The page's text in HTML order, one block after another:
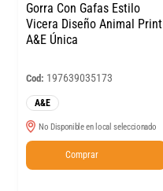
Gorra Con Gafas Estilo
Vicera Diseño Animal Print
A&E Única
Cod: 197639035173
A&E
No Disponible en local seleccionado
Comprar